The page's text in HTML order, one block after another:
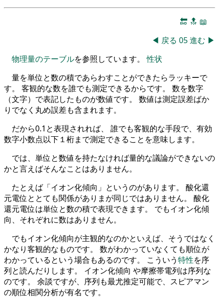
🔚 🔝 📖
◀ 戻る 05進む ▶
物理量のテーブルを参照しています。性状
量を単位と数の積であらわすことができたらラッキーで
す。 客観的な数を誰でも測定できるからです。 数を数字
（文字）で表記したものが数値です。 数値は測定誤差ばか
りでなく丸め誤差も含まれます。
だから0.1と表現されれば、 誰でも客観的な手段で、有効
数字小数点以下１桁まで測定できることを意味します。
では、単位と数値を持たなければ量的な議論ができないの
かと言えばそんなことはありません。
たとえば「イオン化傾向」というのがあります。 酸化還
元電位ととても関係がありまが同じではありません。 酸化
還元電位は単位と数の積で表現できます。 でもイオン化傾
向、それぞれに数はありません。
でもイオン化傾向が主観的なのかといえば、そうではなく
かなり客観的なものです。 数がわかっていなくても順位が
わかっているという場合もあるのです。 こういう特性を序
列と読んだりします。 イオン化傾向 や摩擦帯電列は序列な
のです。 余談ですが、序列も最尤推定可能で、スピアマン
の順位相関分析が有名です。